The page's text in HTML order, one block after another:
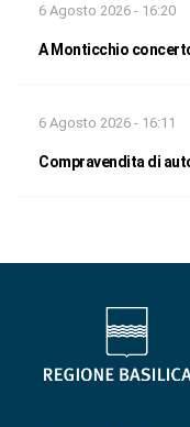
6 Agosto 2026 - 16:20
A Monticchio
6 Agosto 2026 - 16:11
Compravendita di